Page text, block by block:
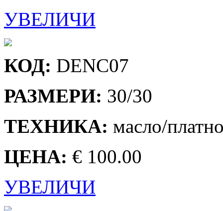
УВЕЛИЧИ
КОД: DENC07
РАЗМЕРИ: 30/30
ТЕХНИКА: масло/
ЦЕНА: € 100.00
УВЕЛИЧИ